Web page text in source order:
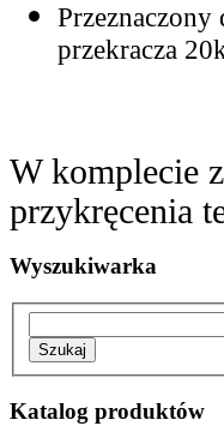
przekracza
W komplecie
przykręcenia
Wyszukiwarka
Katalog produktów